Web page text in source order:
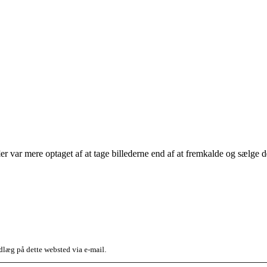
var mere optaget af at tage billederne end af at fremkalde og sælge
på dette websted via e-mail.